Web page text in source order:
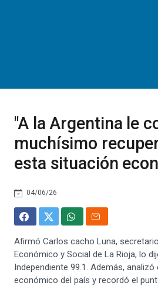
"A la Argentina le
muchísimo
esta situación
04/06/26
Afirmó Carlos cacho Luna,
Económico y Social de La Rioja, lo
Independiente 99.1. Además,
económico del país y recordó el